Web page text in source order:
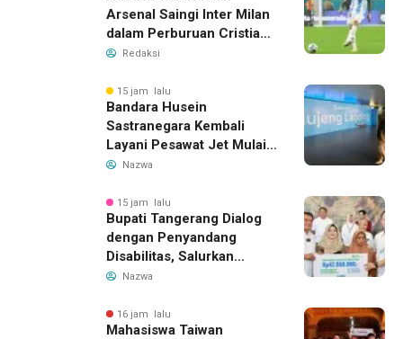
Arsenal Saingi Inter Milan
dalam Perburuan Cristian
Romero, Transfer Bek
Redaksi
15 jam lalu
Bandara Husein
Sastranegara Kembali
Layani Pesawat Jet Mulai
14 Agustus 2026, Garuda
Bandung-Denpasar
Nazwa
15 jam lalu
Bupati Tangerang Dialog
dengan Penyandang
Disabilitas, Salurkan
Bantuan dan Tampung
Nazwa
16 jam lalu
Mahasiswa Taiwan